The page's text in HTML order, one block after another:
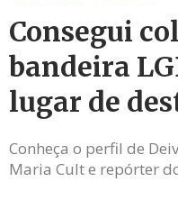
Consegui
bandeira
lugar de
Conheça o perfil de
Maria Cult e repórter